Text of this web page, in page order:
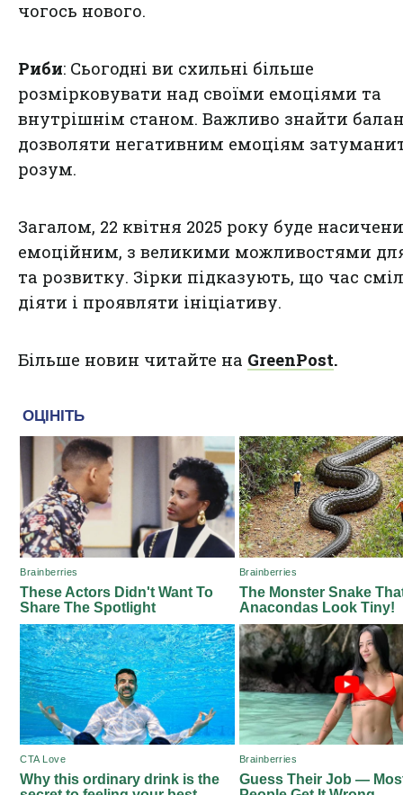
чогось нового.
Риби: Сьогодні ви схильні більше
розмірковувати над своїми емоціями та
внутрішнім станом. Важливо знайти
дозволяти негативним емоціям
розум.
Загалом, 22 квітня 2025 року буде
емоційним, з великими можливостями
та розвитку. Зірки підказують, що час
діяти і проявляти ініціативу.
Більше новин читайте на GreenPost.